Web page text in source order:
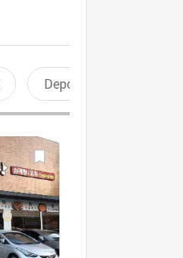
Deportes recreativos